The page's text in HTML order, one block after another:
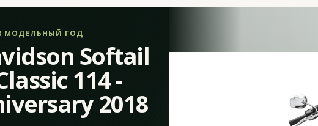
МОДЕЛЬНЫЙ ГОД
Softail
114 -
2018